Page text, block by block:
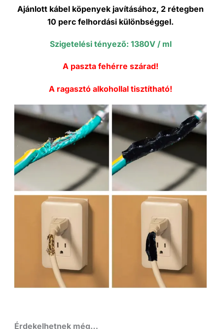
Ajánlott kábel köpenyek javításához, 2 rétegben
10 perc felhordási különbséggel.
Szigetelési tényező: 1380V / ml
A paszta fehérre szárad!
A ragasztó alkohollal tisztítható!
Érdekelhetnek még…